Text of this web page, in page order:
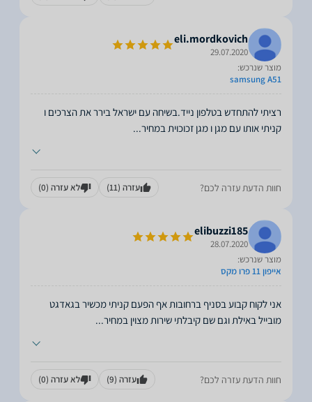
eli.mordkovich
29.07.2020
מוצר שנרכש:
samsung A51
רציתי להתחדש בטלפון נייד.בשיחה עם ישראל בירר את הצרכים ו
קניתי אותו עם מגן ו מגן זכוכוית במחיר...
חוות הדעת עזרה לכם? עזרה (11) לא עזרה (0)
elibuzzi185
28.07.2020
מוצר שנרכש:
אייפון 11 פרו מקס
אני לקוח קבוע בסניף ברחובות אף הפעם קניתי מכשיר בגאדגט
מובייל באילת וגם שם קיבלתי שירות מצוין במחיר...
חוות הדעת עזרה לכם? עזרה (9) לא עזרה (0)